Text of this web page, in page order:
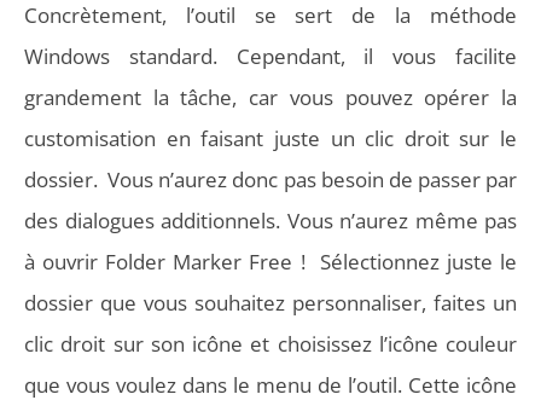
Concrètement, l’outil se sert de la méthode
Windows standard. Cependant, il vous facilite
grandement la tâche, car vous pouvez opérer la
customisation en faisant juste un clic droit sur le
dossier. Vous n’aurez donc pas besoin de passer par
des dialogues additionnels. Vous n’aurez même pas
à ouvrir Folder Marker Free ! Sélectionnez juste le
dossier que vous souhaitez personnaliser, faites un
clic droit sur son icône et choisissez l’icône couleur
que vous voulez dans le menu de l’outil. Cette icône